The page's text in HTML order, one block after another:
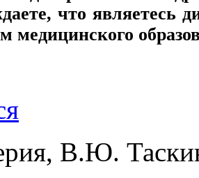
что являетесь
медицинского
В.Ю.